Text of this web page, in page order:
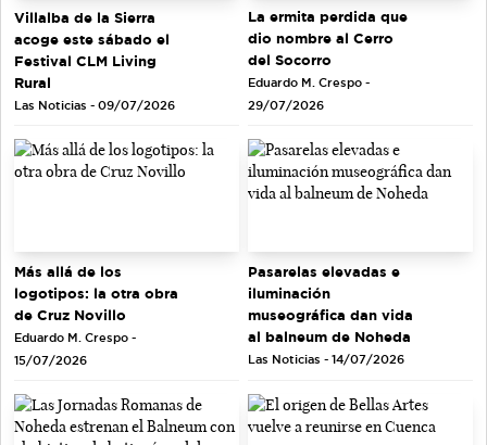
Villalba de la Sierra
acoge este sábado el
Festival CLM Living
Rural
Las Noticias - 09/07/2026
La ermita perdida que
dio nombre al Cerro
del Socorro
Eduardo M. Crespo -
29/07/2026
Más allá de los
logotipos: la otra obra
de Cruz Novillo
Eduardo M. Crespo -
15/07/2026
Pasarelas elevadas e
iluminación
museográfica dan vida
al balneum de Noheda
Las Noticias - 14/07/2026